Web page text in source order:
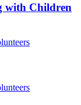
with Children